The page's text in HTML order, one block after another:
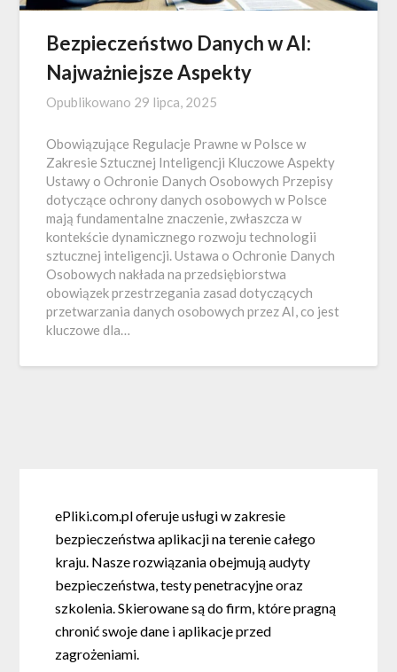
Bezpieczeństwo Danych w AI:
Najważniejsze Aspekty
Opublikowano 29 lipca, 2025
Obowiązujące Regulacje Prawne w Polsce w
Zakresie Sztucznej Inteligencji Kluczowe Aspekty
Ustawy o Ochronie Danych Osobowych Przepisy
dotyczące ochrony danych osobowych w Polsce
mają fundamentalne znaczenie, zwłaszcza w
kontekście dynamicznego rozwoju technologii
sztucznej inteligencji. Ustawa o Ochronie Danych
Osobowych nakłada na przedsiębiorstwa
obowiązek przestrzegania zasad dotyczących
przetwarzania danych osobowych przez AI, co jest
kluczowe dla…
ePliki.com.pl oferuje usługi w zakresie
bezpieczeństwa aplikacji na terenie całego
kraju. Nasze rozwiązania obejmują audyty
bezpieczeństwa, testy penetracyjne oraz
szkolenia. Skierowane są do firm, które pragną
chronić swoje dane i aplikacje przed
zagrożeniami.